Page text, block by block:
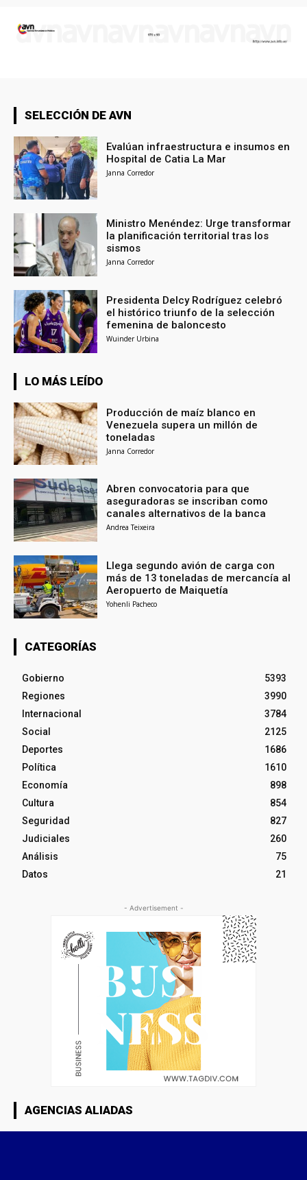
SELECCIÓN DE AVN
Evalúan infraestructura e insumos en
Hospital de Catia La Mar
Janna Corredor
Ministro Menéndez: Urge transformar
la planificación territorial tras los
sismos
Janna Corredor
Presidenta Delcy Rodríguez celebró
el histórico triunfo de la selección
femenina de baloncesto
Wuinder Urbina
LO MÁS LEÍDO
Producción de maíz blanco en
Venezuela supera un millón de
toneladas
Janna Corredor
Abren convocatoria para que
aseguradoras se inscriban como
canales alternativos de la banca
Andrea Teixeira
Llega segundo avión de carga con
más de 13 toneladas de mercancía al
Aeropuerto de Maiquetía
Yohenli Pacheco
CATEGORÍAS
Gobierno
5393
Regiones
3990
Internacional
3784
Social
2125
Deportes
1686
Política
1610
Economía
898
Cultura
854
Seguridad
827
Judiciales
260
Análisis
75
Datos
21
- Advertisement -
AGENCIAS ALIADAS